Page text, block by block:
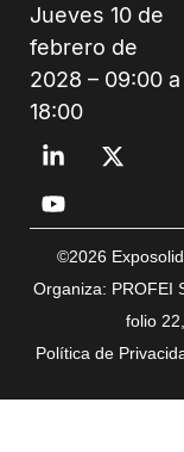
Jueves 10 de
febrero de
2028 – 09:00 a
18:00
©2026
Organiza: PROFEI
folio
Política de